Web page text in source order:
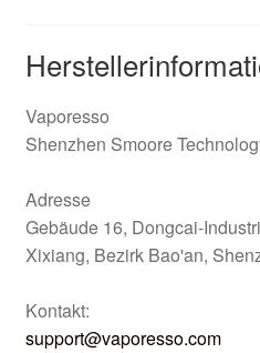
Vaporesso
Shenzhen Smoore
Adresse
Gebäude 16, Dongcai-
Xixiang, Bezirk Bao'an,
Kontakt:
support@vaporesso.com